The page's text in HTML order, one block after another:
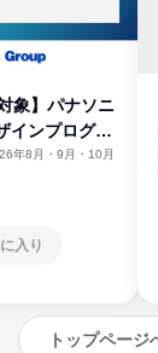
象】パナソニ
インプログラ
年8月・9月・10月
入り
トップページ